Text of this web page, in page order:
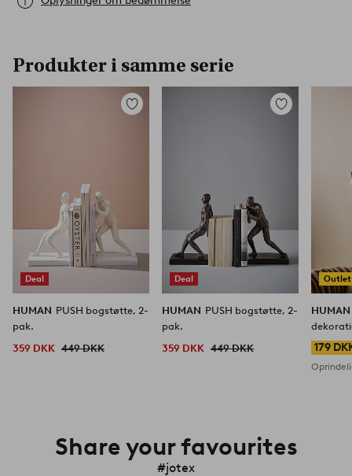
Produkter i samme serie
Deal
Tilføj
HUMAN PUSH bogstøtte, 2-
pak.
359 DKK 449 DKK
Deal
Tilføj
HUMAN PUSH bogstøtte, 2-
pak.
359 DKK 449 DKK
Outlet
179
Share your favourites
#jotex